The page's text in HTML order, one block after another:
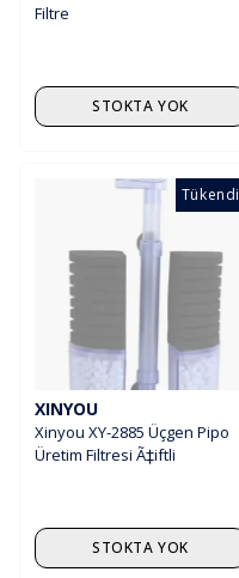
Filtre
STOKTA YOK
Tükendi
XINYOU
Xinyou XY-2885 Üçgen Pipo
Üretim Filtresi Ã‡iftli
STOKTA YOK